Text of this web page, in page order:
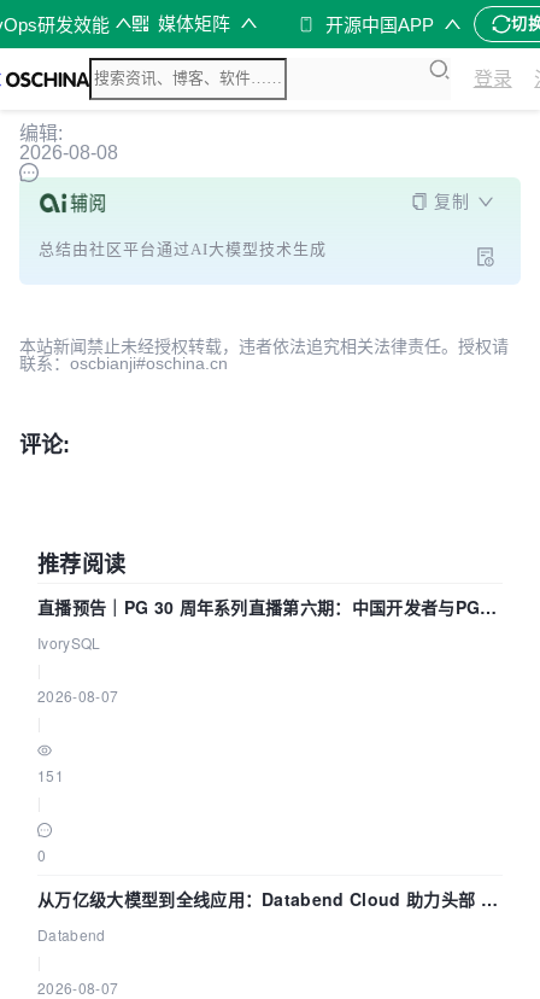
研发效能 媒体矩阵 开源中国APP 切
登录
编辑:
2026-08-08
复制
总结由社区平台通过AI大模型技术生成
本站新闻禁止未经授权转载，违者依法追究相关法律责任。授权请
联系：oscbianji#oschina.cn
评论:
推荐阅读
直播预告｜PG 30 周年系列直播第六期：中国开发者与PG内
核——我们改得动吗？我们贡献了什么？
IvorySQL
2026-08-07
151
0
从万亿级大模型到全线应用：Databend Cloud 助力头部 AI
企业构建全链路 Trace 数据管道
Databend
2026-08-07